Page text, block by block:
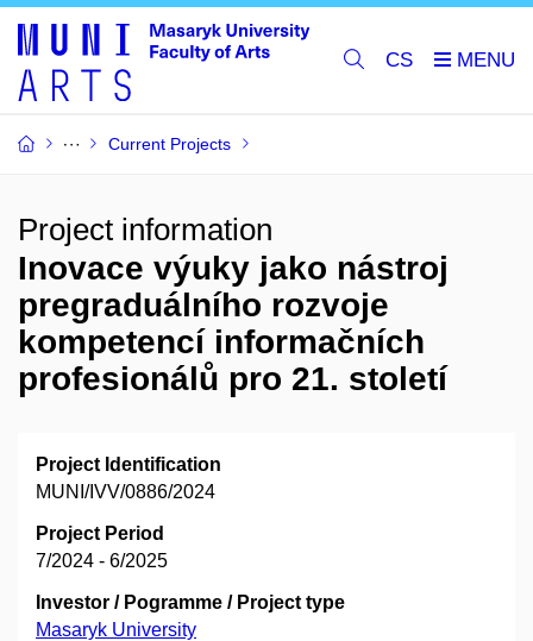
CS
Current Projects
Project information
Inovace výuky jako nástroj
pregraduálního rozvoje
kompetencí informačních
profesionálů pro 21. století
Project Identification
MUNI/IVV/0886/2024
Project Period
7/2024 - 6/2025
Investor / Pogramme / Project type
Masaryk University